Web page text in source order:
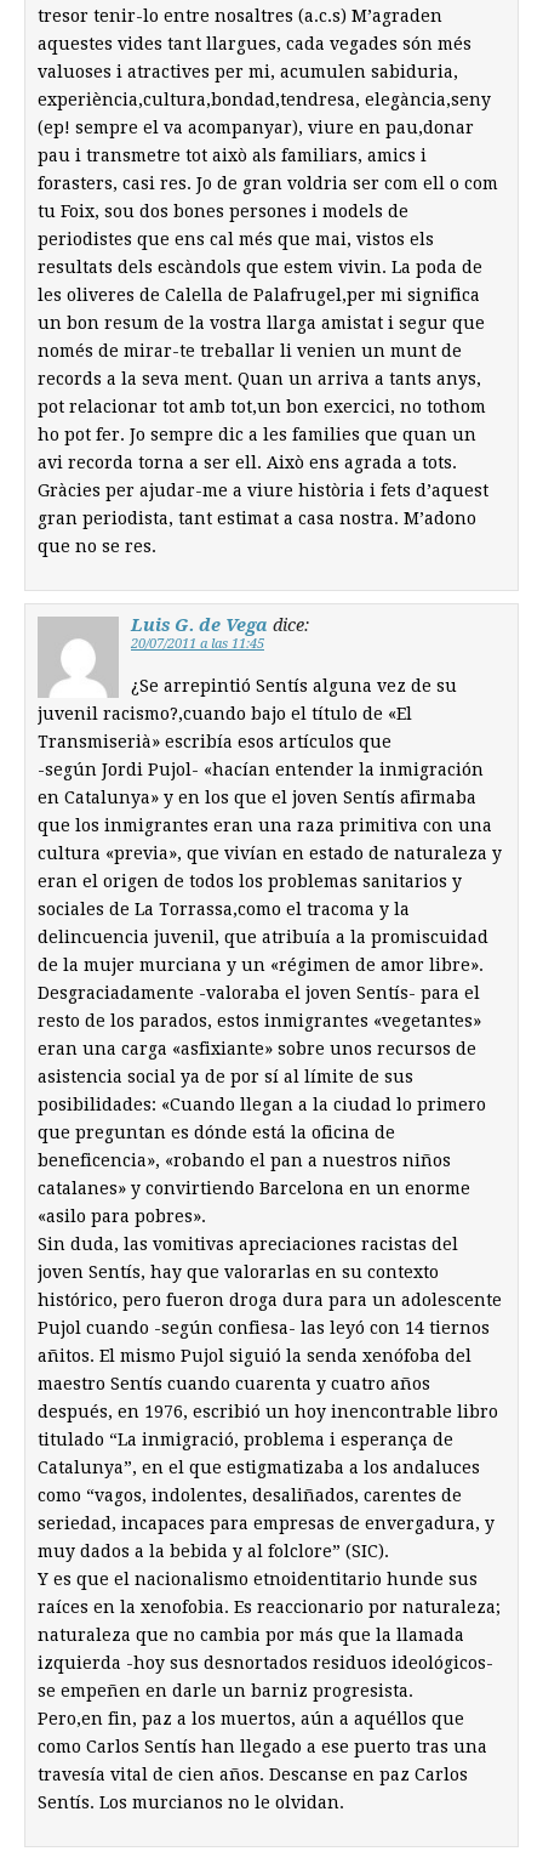
tresor tenir-lo entre nosaltres (a.c.s) M’agraden
aquestes vides tant llargues, cada vegades són més
valuoses i atractives per mi, acumulen sabiduria,
experiència,cultura,bondad,tendresa, elegància,seny
(ep! sempre el va acompanyar), viure en pau,donar
pau i transmetre tot això als familiars, amics i
forasters, casi res. Jo de gran voldria ser com ell o com
tu Foix, sou dos bones persones i models de
periodistes que ens cal més que mai, vistos els
resultats dels escàndols que estem vivin. La poda de
les oliveres de Calella de Palafrugel,per mi significa
un bon resum de la vostra llarga amistat i segur que
només de mirar-te treballar li venien un munt de
records a la seva ment. Quan un arriva a tants anys,
pot relacionar tot amb tot,un bon exercici, no tothom
ho pot fer. Jo sempre dic a les families que quan un
avi recorda torna a ser ell. Això ens agrada a tots.
Gràcies per ajudar-me a viure història i fets d’aquest
gran periodista, tant estimat a casa nostra. M’adono
que no se res.
Luis G. de Vega dice:
20/07/2011 a las 11:45
¿Se arrepintió Sentís alguna vez de su
juvenil racismo?,cuando bajo el título de «El
Transmiserià» escribía esos artículos que
-según Jordi Pujol- «hacían entender la inmigración
en Catalunya» y en los que el joven Sentís afirmaba
que los inmigrantes eran una raza primitiva con una
cultura «previa», que vivían en estado de naturaleza y
eran el origen de todos los problemas sanitarios y
sociales de La Torrassa,como el tracoma y la
delincuencia juvenil, que atribuía a la promiscuidad
de la mujer murciana y un «régimen de amor libre».
Desgraciadamente -valoraba el joven Sentís- para el
resto de los parados, estos inmigrantes «vegetantes»
eran una carga «asfixiante» sobre unos recursos de
asistencia social ya de por sí al límite de sus
posibilidades: «Cuando llegan a la ciudad lo primero
que preguntan es dónde está la oficina de
beneficencia», «robando el pan a nuestros niños
catalanes» y convirtiendo Barcelona en un enorme
«asilo para pobres».
Sin duda, las vomitivas apreciaciones racistas del
joven Sentís, hay que valorarlas en su contexto
histórico, pero fueron droga dura para un adolescente
Pujol cuando -según confiesa- las leyó con 14 tiernos
añitos. El mismo Pujol siguió la senda xenófoba del
maestro Sentís cuando cuarenta y cuatro años
después, en 1976, escribió un hoy inencontrable libro
titulado “La inmigració, problema i esperança de
Catalunya”, en el que estigmatizaba a los andaluces
como “vagos, indolentes, desaliñados, carentes de
seriedad, incapaces para empresas de envergadura, y
muy dados a la bebida y al folclore” (SIC).
Y es que el nacionalismo etnoidentitario hunde sus
raíces en la xenofobia. Es reaccionario por naturaleza;
naturaleza que no cambia por más que la llamada
izquierda -hoy sus desnortados residuos ideológicos-
se empeñen en darle un barniz progresista.
Pero,en fin, paz a los muertos, aún a aquéllos que
como Carlos Sentís han llegado a ese puerto tras una
travesía vital de cien años. Descanse en paz Carlos
Sentís. Los murcianos no le olvidan.